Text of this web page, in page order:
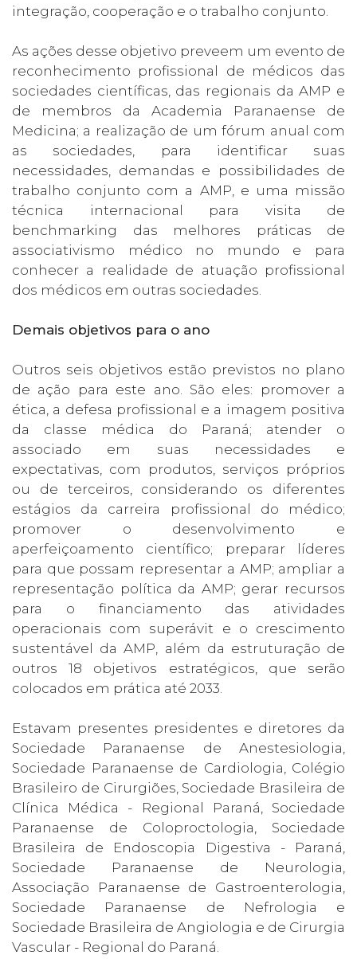
integração, cooperação e o trabalho conjunto.
As ações desse objetivo preveem um evento de
reconhecimento profissional de médicos das
sociedades científicas, das regionais da AMP e
de membros da Academia Paranaense de
Medicina; a realização de um fórum anual com
as sociedades, para identificar suas
necessidades, demandas e possibilidades de
trabalho conjunto com a AMP, e uma missão
técnica internacional para visita de
benchmarking das melhores práticas de
associativismo médico no mundo e para
conhecer a realidade de atuação profissional
dos médicos em outras sociedades.
Demais objetivos para o ano
Outros seis objetivos estão previstos no plano
de ação para este ano. São eles: promover a
ética, a defesa profissional e a imagem positiva
da classe médica do Paraná; atender o
associado em suas necessidades e
expectativas, com produtos, serviços próprios
ou de terceiros, considerando os diferentes
estágios da carreira profissional do médico;
promover o desenvolvimento e
aperfeiçoamento científico; preparar líderes
para que possam representar a AMP; ampliar a
representação política da AMP; gerar recursos
para o financiamento das atividades
operacionais com superávit e o crescimento
sustentável da AMP, além da estruturação de
outros 18 objetivos estratégicos, que serão
colocados em prática até 2033.
Estavam presentes presidentes e diretores da
Sociedade Paranaense de Anestesiologia,
Sociedade Paranaense de Cardiologia, Colégio
Brasileiro de Cirurgiões, Sociedade Brasileira de
Clínica Médica - Regional Paraná, Sociedade
Paranaense de Coloproctologia, Sociedade
Brasileira de Endoscopia Digestiva - Paraná,
Sociedade Paranaense de Neurologia,
Associação Paranaense de Gastroenterologia,
Sociedade Paranaense de Nefrologia e
Sociedade Brasileira de Angiologia e de Cirurgia
Vascular - Regional do Paraná.